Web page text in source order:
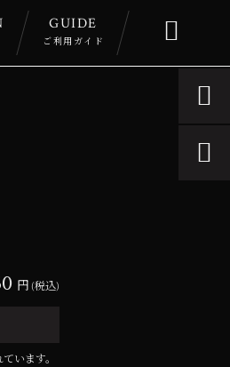
GUIDE
ご利用ガイド 
円 (税込)
います。

